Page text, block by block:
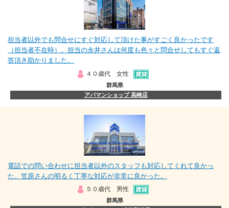
担当者以外でも問合せにすぐ対応して頂けた事がすごく良かったです
（担当者不在時）。担当の永井さんは何度も色々と問合せしてもすぐ返
答頂き助かりました。
４０歳代 女性
群馬県
アパマンショップ 高崎店
電話での問い合わせに担当者以外のスタッフも対応してくれて良かっ
た。笠原さんの明るく丁寧な対応が非常に良かった。
５０歳代 男性
群馬県